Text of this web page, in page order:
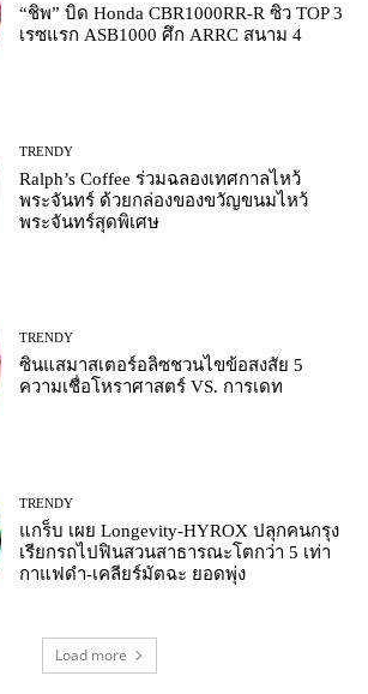
“ชิพ” บิด Honda CBR1000RR-R ซิว TOP 3
เรซแรก ASB1000 ศึก ARRC สนาม 4
TRENDY
Ralph’s Coffee ร่วมฉลองเทศกาลไหว้
พระจันทร์ ด้วยกล่องของขวัญขนมไหว้
พระจันทร์สุดพิเศษ
TRENDY
ซินแสมาสเตอร์อลิซชวนไขข้อสงสัย 5
ความเชื่อโหราศาสตร์ VS. การเดท
TRENDY
แกร็บ เผย Longevity-HYROX ปลุกคนกรุง
เรียกรถไปฟินสวนสาธารณะโตกว่า 5 เท่า
กาแฟดำ-เคลียร์มัตฉะ ยอดพุ่ง
Load more